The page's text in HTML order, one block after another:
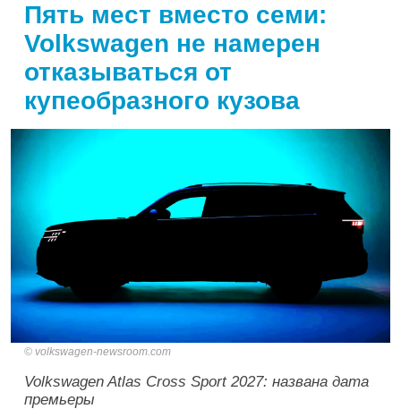
Пять мест вместо семи:
Volkswagen не намерен
отказываться от
купеобразного кузова
volkswagen-newsroom.com
Volkswagen Atlas Cross Sport 2027: названа дата
премьеры